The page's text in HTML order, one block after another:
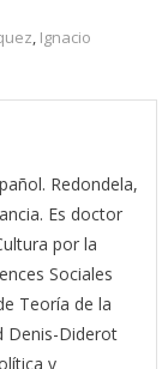
, Ignacio
Redondela,
Es doctor
por la
Sociales
Teoría de la
Denis-Diderot
y